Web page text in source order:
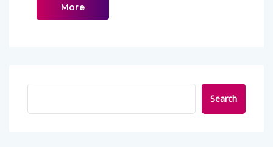
More
Search